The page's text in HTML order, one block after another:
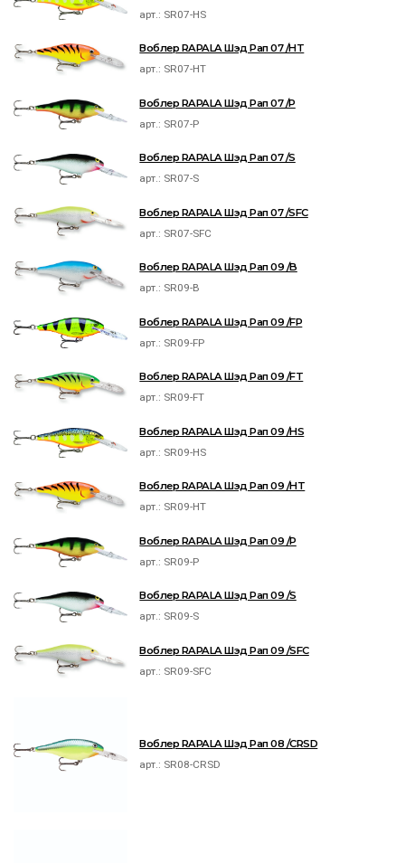
арт.: SR07-HS
Воблер RAPALA Шэд Рап 07 /HT
арт.: SR07-HT
Воблер RAPALA Шэд Рап 07 /P
арт.: SR07-P
Воблер RAPALA Шэд Рап 07 /S
арт.: SR07-S
Воблер RAPALA Шэд Рап 07 /SFC
арт.: SR07-SFC
Воблер RAPALA Шэд Рап 09 /B
арт.: SR09-B
Воблер RAPALA Шэд Рап 09 /FP
арт.: SR09-FP
Воблер RAPALA Шэд Рап 09 /FT
арт.: SR09-FT
Воблер RAPALA Шэд Рап 09 /HS
арт.: SR09-HS
Воблер RAPALA Шэд Рап 09 /HT
арт.: SR09-HT
Воблер RAPALA Шэд Рап 09 /P
арт.: SR09-P
Воблер RAPALA Шэд Рап 09 /S
арт.: SR09-S
Воблер RAPALA Шэд Рап 09 /SFC
арт.: SR09-SFC
Воблер RAPALA Шэд Рап 08 /CRSD
арт.: SR08-CRSD